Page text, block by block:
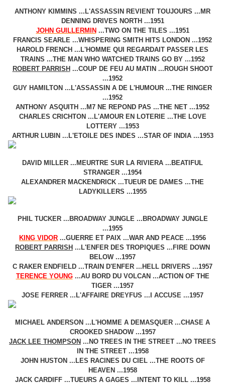
ANTHONY KIMMINS ...L'ASSASSIN REVIENT TOUJOURS ...MR
DENNING DRIVES NORTH ...1951
JOHN GUILLERMIN ...TWO ON THE TILES ...1951
FRANCIS SEARLE ...WHISPERING SMITH HITS LONDON ...1952
HAROLD FRENCH ...L'HOMME QUI REGARDAIT PASSER LES
TRAINS ...THE MAN WHO WATCHED TRAINS GO BY ...1952
ROBERT PARRISH ...COUP DE FEU AU MATIN ...ROUGH SHOOT
...1952
GUY HAMILTON ...L'ASSASSIN A DE L'HUMOUR ...THE RINGER
...1952
ANTHONY ASQUITH ...M7 NE REPOND PAS ...THE NET ...1952
CHARLES CRICHTON ...L'AMOUR EN LOTERIE ...THE LOVE
LOTTERY ...1953
ARTHUR LUBIN ...L'ETOILE DES INDES ...STAR OF INDIA ...1953
DAVID MILLER ...MEURTRE SUR LA RIVIERA ...BEATIFUL
STRANGER ...1954
ALEXANDRER MACKENDRICK ...TUEUR DE DAMES ...THE
LADYKILLERS ...1955
PHIL TUCKER ...BROADWAY JUNGLE ...BROADWAY JUNGLE
...1955
KING VIDOR ...GUERRE ET PAIX ...WAR AND PEACE ...1956
ROBERT PARRISH ...L'ENFER DES TROPIQUES ...FIRE DOWN
BELOW ...1957
C RAKER ENDFIELD ...TRAIN D'ENFER ...HELL DRIVERS ...1957
TERENCE YOUNG...AU BORD DU VOLCAN ...ACTION OF THE
TIGER ...1957
JOSE FERRER ...L'AFFAIRE DREYFUS ...I ACCUSE ...1957
MICHAEL ANDERSON ...L'HOMME A DEMASQUER ...CHASE A
CROOKED SHADOW ...1957
JACK LEE THOMPSON ...NO TREES IN THE STREET ...NO TREES
IN THE STREET ...1958
JOHN HUSTON ...LES RACINES DU CIEL ...THE ROOTS OF
HEAVEN ...1958
JACK CARDIFF ...TUEURS A GAGES ...INTENT TO KILL ...1958